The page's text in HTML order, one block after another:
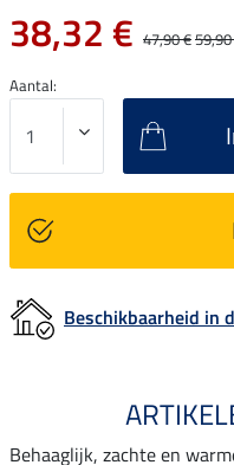
38,32 € 47,90 €
Aantal:
Beschikbaarheid in
Behaaglijk, zachte en